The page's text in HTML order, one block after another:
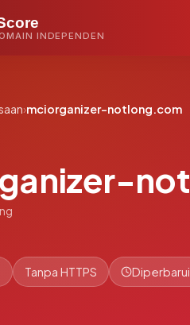
INDEPENDEN
›mciorganizer-notlong.com
Tanpa HTTPS Diperbarui